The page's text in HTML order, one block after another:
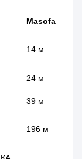
Masofa
14 м
24 м
39 м
196 м